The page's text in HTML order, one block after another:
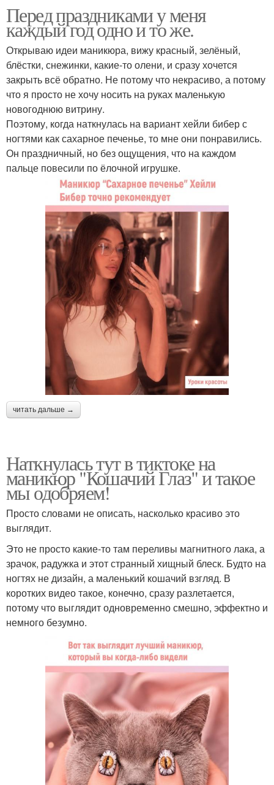
Перед праздниками у меня
каждый год одно и то же.
Открываю идеи маникюра, вижу красный, зелёный,
блёстки, снежинки, какие-то олени, и сразу хочется
закрыть всё обратно. Не потому что некрасиво, а потому
что я просто не хочу носить на руках маленькую
новогоднюю витрину.
Поэтому, когда наткнулась на вариант хейли бибер с
ногтями как сахарное печенье, то мне они понравились.
Он праздничный, но без ощущения, что на каждом
пальце повесили по ёлочной игрушке.
читать дальше →
Наткнулась тут в тиктоке на
маникюр "Кошачий Глаз" и такое
мы одобряем!
Просто словами не описать, насколько красиво это
выглядит.
Это не просто какие-то там переливы магнитного лака, а
зрачок, радужка и этот странный хищный блеск. Будто на
ногтях не дизайн, а маленький кошачий взгляд. В
коротких видео такое, конечно, сразу разлетается,
потому что выглядит одновременно смешно, эффектно и
немного безумно.